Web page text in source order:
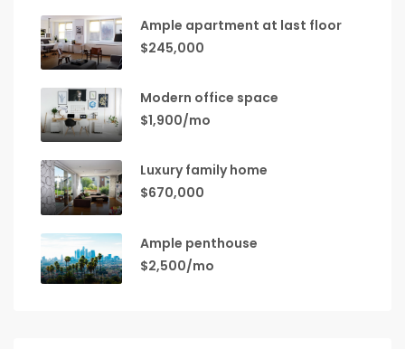
Ample apartment at last floor
$245,000
Modern office space
$1,900/mo
Luxury family home
$670,000
Ample penthouse
$2,500/mo